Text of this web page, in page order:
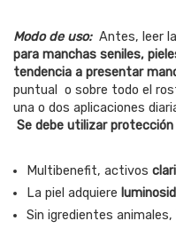
Modo de uso: Antes, leer
para manchas seniles,
tendencia a presentar
puntual o sobre todo el
una o dos aplicaciones
Se debe utilizar
Multibenefit, activos
La piel adquiere
Sin igredientes animales,